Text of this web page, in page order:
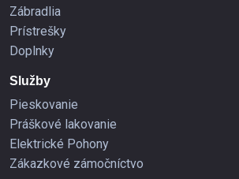
Zábradlia
Prístrešky
Doplnky
Služby
Pieskovanie
Práškové lakovanie
Elektrické Pohony
Zákazkové zámočníctvo